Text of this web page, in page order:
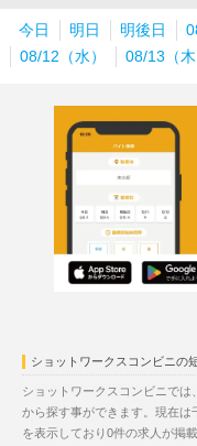
今日 明日 明後日
08/12（水）
08/13（木
ショットワークスコンビニの
ショットワークスコンビニで
から探す事ができます。現在は
を表示しており0件の求人が掲